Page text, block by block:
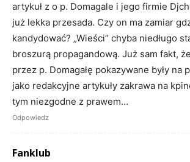
artykuł z o p. Domagale i jego firmie
już lekka przesada. Czy on ma zamiar
kandydować? „Wieści” chyba niedługo
broszurą propagandową. Już sam fakt,
przez p. Domagałę pokazywane były na
jako redakcyjne artykuły zakrawa na
tym niezgodne z prawem…
Odpowiedz
Fanklub